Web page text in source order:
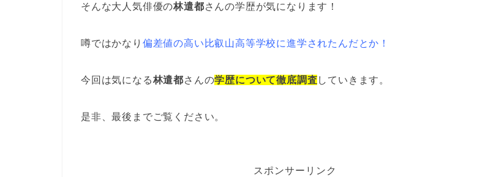
そんな大人気俳優の林遣都さんの学歴が気になります！
噂ではかなり 偏差値の高い比叡山高等学校に進学されたんだとか！
今回は気になる林遣都さんの学歴について徹底調査していきます。
是非、最後までご覧ください。
スポンサーリンク